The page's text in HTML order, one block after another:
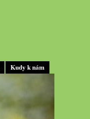
Kudy k nám